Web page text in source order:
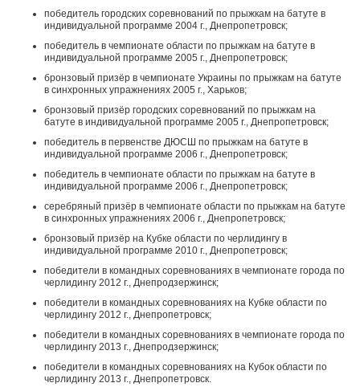
победитель городских соревнований по прыжкам на батуте в
индивидуальной программе 2004 г., Днепропетровск;
победитель в чемпионате области по прыжкам на батуте в
индивидуальной программе 2005 г., Днепропетровск;
бронзовый призёр в чемпионате Украины по прыжкам на батуте
в синхронных упражнениях 2005 г., Харьков;
бронзовый призёр городских соревнований по прыжкам на
батуте в индивидуальной программе 2005 г., Днепропетровск;
победитель в первенстве ДЮСШ по прыжкам на батуте в
индивидуальной программе 2006 г., Днепропетровск;
победитель в чемпионате области по прыжкам на батуте в
индивидуальной программе 2006 г., Днепропетровск;
серебряный призёр в чемпионате области по прыжкам на батуте
в синхронных упражнениях 2006 г., Днепропетровск;
бронзовый призёр на Кубке области по черлидингу в
индивидуальной программе 2010 г., Днепропетровск;
победители в командных соревнованиях в чемпионате города по
черлидингу 2012 г., Днепродзержинск;
победители в командных соревнованиях на Кубке области по
черлидингу 2012 г., Днепропетровск;
победители в командных соревнованиях в чемпионате города по
черлидингу 2013 г., Днепродзержинск;
победители в командных соревнованиях на Кубок области по
черлидингу 2013 г., Днепропетровск.